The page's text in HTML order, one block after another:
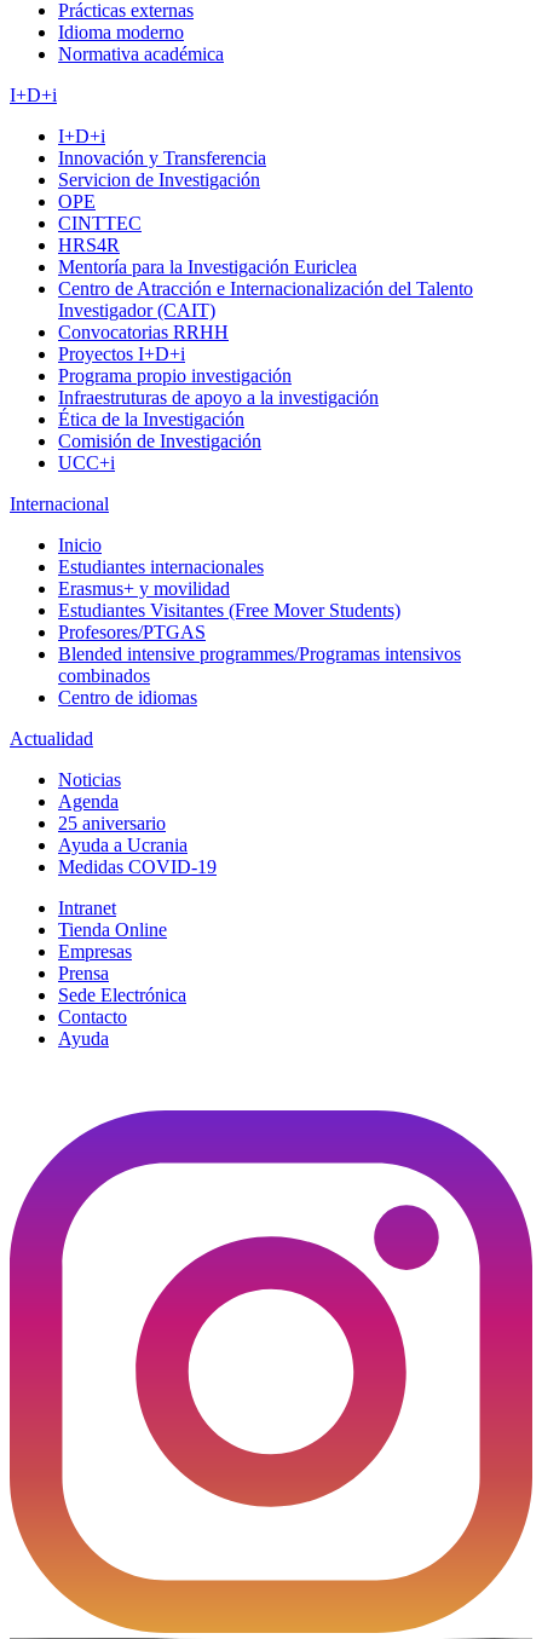
Prácticas externas
Idioma moderno
Normativa académica
I+D+i
I+D+i
Innovación y Transferencia
Servicion de Investigación
OPE
CINTTEC
HRS4R
Mentoría para la Investigación Euriclea
Centro de Atracción e Internacionalización del Talento
Investigador (CAIT)
Convocatorias RRHH
Proyectos I+D+i
Programa propio investigación
Infraestruturas de apoyo a la investigación
Ética de la Investigación
Comisión de Investigación
UCC+i
Internacional
Inicio
Estudiantes internacionales
Erasmus+ y movilidad
Estudiantes Visitantes (Free Mover Students)
Profesores/PTGAS
Blended intensive programmes/Programas intensivos
combinados
Centro de idiomas
Actualidad
Noticias
Agenda
25 aniversario
Ayuda a Ucrania
Medidas COVID-19
Intranet
Tienda Online
Empresas
Prensa
Sede Electrónica
Contacto
Ayuda